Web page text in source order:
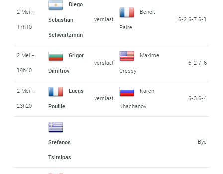
2 Mei -
17h10
Diego
Sebastian
Schwartzman
verslaat
Benoît
Paire
6-2 6-7 6-1
2 Mei -
19h40
Grigor
Dimitrov
verslaat
Maxime
Cressy
6-2 7-6
2 Mei -
23h20
Lucas
Pouille
verslaat
Karen
Khachanov
6-3 6-4
Stefanos
Tsitsipas
Bye